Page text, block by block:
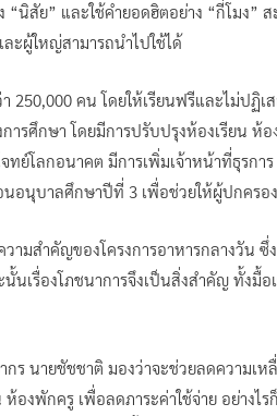
“นิสัย” และใช้คำยอดฮิตอย่าง “กี่โมง”
ะผู้ใหญ่สามารถนำไปใช้ได้
250,000 คน โดยให้เรียนฟรีและไม่ปฏิ
ศึกษา โดยมีการปรับปรุงห้องเรียน ห้อ
ย์โลกอนาคต มีการเพิ่มเจ้าหน้าที่ธุรกา
นอนุบาลศึกษาปีที่ 3 เพื่อช่วยให้ผู้ปกครอ
ามสำคัญของโครงการอาหารกลางวัน ซึ่
นเรื่องโภชนาการจึงเป็นสิ่งสำคัญ ทั้งมื้
ร นายชัชชาติ มองว่าจะช่วยลดความเ
องพักครู เพื่อลดภาระค่าใช้จ่าย อย่าง